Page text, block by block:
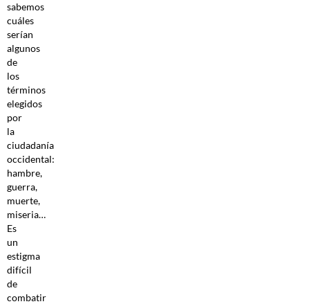
sabemos
cuáles
serían
algunos
de
los
términos
elegidos
por
la
ciudadanía
occidental:
hambre,
guerra,
muerte,
miseria…
Es
un
estigma
difícil
de
combatir